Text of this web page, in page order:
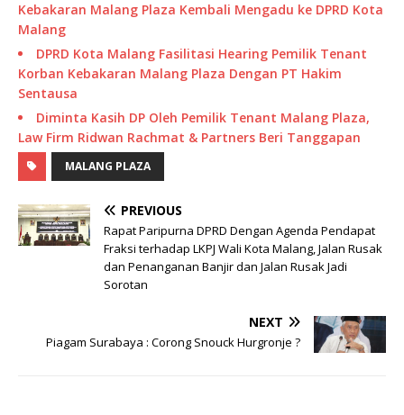
Kebakaran Malang Plaza Kembali Mengadu ke DPRD Kota
Malang
DPRD Kota Malang Fasilitasi Hearing Pemilik Tenant
Korban Kebakaran Malang Plaza Dengan PT Hakim
Sentausa
Diminta Kasih DP Oleh Pemilik Tenant Malang Plaza,
Law Firm Ridwan Rachmat & Partners Beri Tanggapan
MALANG PLAZA
PREVIOUS
Rapat Paripurna DPRD Dengan Agenda Pendapat
Fraksi terhadap LKPJ Wali Kota Malang, Jalan Rusak
dan Penanganan Banjir dan Jalan Rusak Jadi
Sorotan
NEXT
Piagam Surabaya : Corong Snouck Hurgronje ?